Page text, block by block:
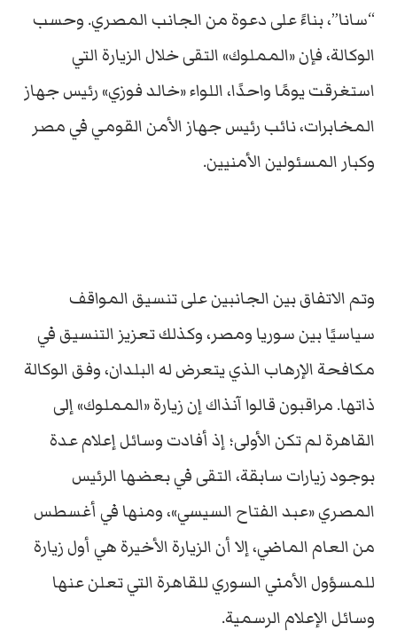
“سانا”، بناءً على دعوة من الجانب المصري. وحسب
الوكالة، فإن «المملوك» التقى خلال الزيارة التي
استغرقت يومًا واحدًا، اللواء «خالد فوزي» رئيس جهاز
المخابرات، نائب رئيس جهاز الأمن القومي في مصر
وكبار المسئولين الأمنيين.
وتم الاتفاق بين الجانبين على تنسيق المواقف
سياسيًا بين سوريا ومصر، وكذلك تعزيز التنسيق في
مكافحة الإرهاب الذي يتعرض له البلدان، وفق الوكالة
ذاتها. مراقبون قالوا آنذاك إن زيارة «المملوك» إلى
القاهرة لم تكن الأولى؛ إذ أفادت وسائل إعلام عدة
بوجود زيارات سابقة، التقى في بعضها الرئيس
المصري «عبد الفتاح السيسي»، ومنها في أغسطس
من العام الماضي، إلا أن الزيارة الأخيرة هي أول زيارة
للمسؤول الأمني السوري للقاهرة التي تعلن عنها
وسائل الإعلام الرسمية.